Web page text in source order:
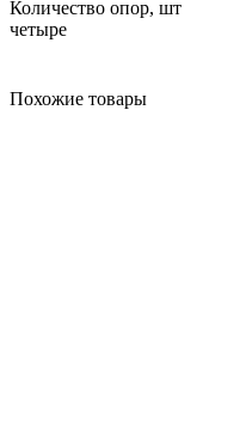
Количество опор, шт
четыре
Похожие товары